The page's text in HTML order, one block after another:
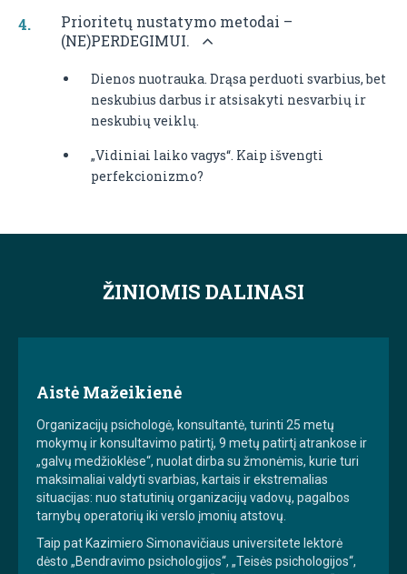
Prioritetų nustatymo metodai –
(NE)PERDEGIMUI.
Dienos nuotrauka. Drąsa perduoti svarbius, bet
neskubius darbus ir atsisakyti nesvarbių ir
neskubių veiklų.
„Vidiniai laiko vagys“. Kaip išvengti
perfekcionizmo?
ŽINIOMIS DALINASI
Aistė Mažeikienė
Organizacijų psichologė, konsultantė, turinti 25 metų
mokymų ir konsultavimo patirtį, 9 metų patirtį atrankose ir
„galvų medžioklėse“, nuolat dirba su žmonėmis, kurie turi
maksimaliai valdyti svarbias, kartais ir ekstremalias
situacijas: nuo statutinių organizacijų vadovų, pagalbos
tarnybų operatorių iki verslo įmonių atstovų.
Taip pat Kazimiero Simonavičiaus universitete lektorė
dėsto „Bendravimo psichologijos“, „Teisės psichologijos“,